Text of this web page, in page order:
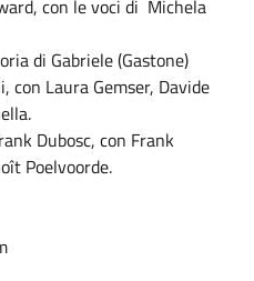
con le voci di Michela
di Gabriele (Gastone)
con Laura Gemser, Davide
Dubosc, con Frank
Poelvoorde.